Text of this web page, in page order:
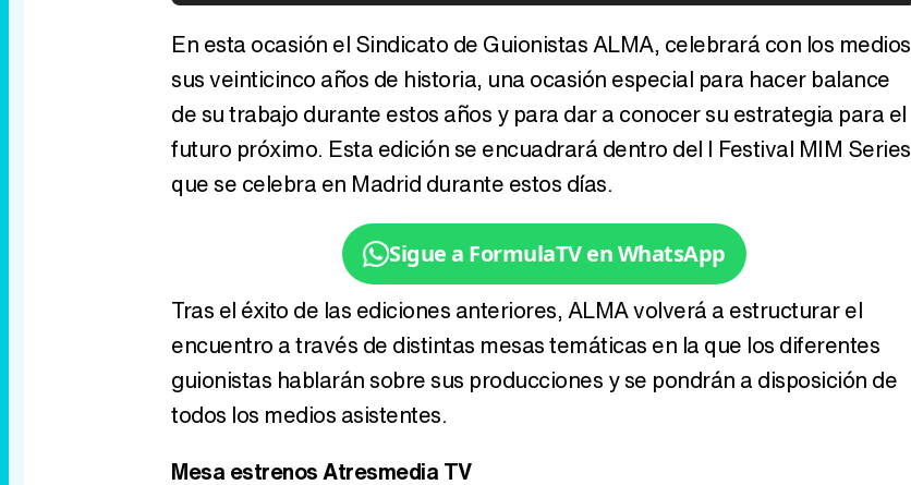
En esta ocasión el Sindicato de Guionistas ALMA, celebrará con los medios
sus veinticinco años de historia, una ocasión especial para hacer balance
de su trabajo durante estos años y para dar a conocer su estrategia para el
futuro próximo. Esta edición se encuadrará dentro del I Festival MIM Series
que se celebra en Madrid durante estos días.
Sigue a FormulaTV en WhatsApp
Tras el éxito de las ediciones anteriores, ALMA volverá a estructurar el
encuentro a través de distintas mesas temáticas en la que los diferentes
guionistas hablarán sobre sus producciones y se pondrán a disposición de
todos los medios asistentes.
Mesa estrenos Atresmedia TV